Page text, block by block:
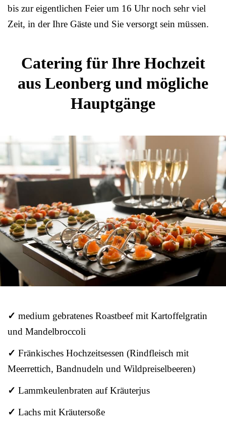
bis zur eigentlichen Feier um 16 Uhr noch sehr viel
Zeit, in der Ihre Gäste und Sie versorgt sein müssen.
Catering für Ihre Hochzeit
aus Leonberg und mögliche
Hauptgänge
✓ medium gebratenes Roastbeef mit Kartoffelgratin
und Mandelbroccoli
✓ Fränkisches Hochzeitsessen (Rindfleisch mit
Meerrettich, Bandnudeln und Wildpreiselbeeren)
✓ Lammkeulenbraten auf Kräuterjus
✓ Lachs mit Kräutersoße